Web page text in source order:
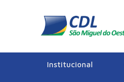
Institucional
PL./